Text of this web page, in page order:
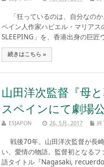
「狂っているのは、自分なの
ペイン人作家ハビエル・マリア
SLEEPING」を、香港出身の巨匠
続きはこちら »
山田洋次監督『母
スペインにて劇場
ESJAPON 26, 5月, 2017 終
戦後70年。山田洋次監督が長
い、愛情の物語。監督初となる
語タイトル『Nagasaki,